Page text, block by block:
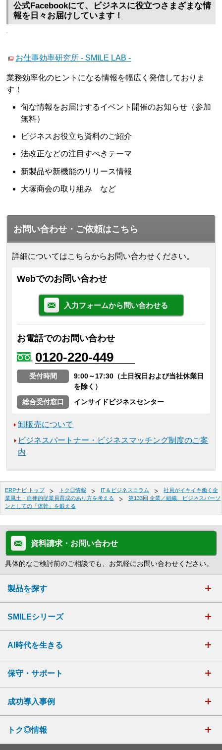
公式Facebookにて、ビジネスに役立つさまざまな情
報を日々お届けしています！
お仕事効率研究所 - SMILE LAB -
業務効率化のヒントになる情報を幅広く発信しておりま
す！
旬な情報をお届けするイベント開催のお知らせ（参加
無料）
ビジネスお役立ち資料のご紹介
法改正などの注目すべきテーマ
新製品や新機能のリリース情報
大塚商会の取り組み など
お問い合わせ・ご依頼はこちら
詳細についてはこちらからお問い合わせください。
Webでのお問い合わせ
入力フォームから問い合わせる
お電話でのお問い合わせ
0120-220-449
受付時間
9:00～17:30（土日祝日および当社休業日
を除く）
総合受付窓口
インサイドビジネスセンター
卸販売について
ビジネスパートナー・ビジネスマッチング制度のご案
内
ERPナビ トップ トク◎情報 IT＆ビジネスコラム
社員がイキイキ働く企
業風土・自律的従業員育成のあり方を考える
第133回 企業／組織、ビジネスパーソ
ンとしての「体幹」を鍛える
資料請求・お問い合わせ
具体的なご検討前のご相談でも、お気軽にお問い合わせください。
製品を探す
SMILEシリーズ
AI時代を生きる
保守・サポート
成功導入事例
トク◎情報